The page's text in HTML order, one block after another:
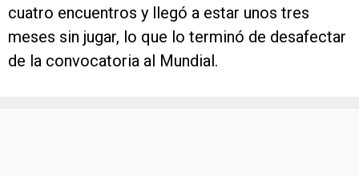
cuatro encuentros y llegó a estar unos tres
meses sin jugar, lo que lo terminó de desafectar
de la convocatoria al Mundial.